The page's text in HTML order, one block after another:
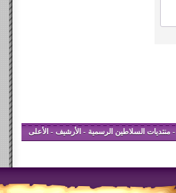
-منتديات السلاطين الرسمية - الأرشيف - الأعلى